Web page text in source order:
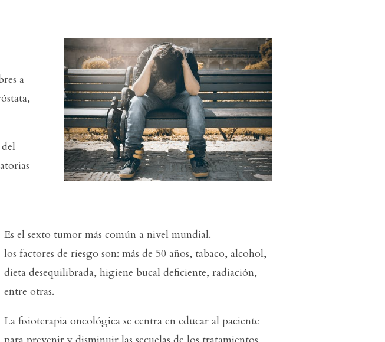
a
Es el sexto tumor más común a nivel mundial.
los factores de riesgo son: más de 50 años, tabaco, alcohol,
dieta desequilibrada, higiene bucal deficiente, radiación,
entre otras.
La fisioterapia oncológica se centra en educar al paciente